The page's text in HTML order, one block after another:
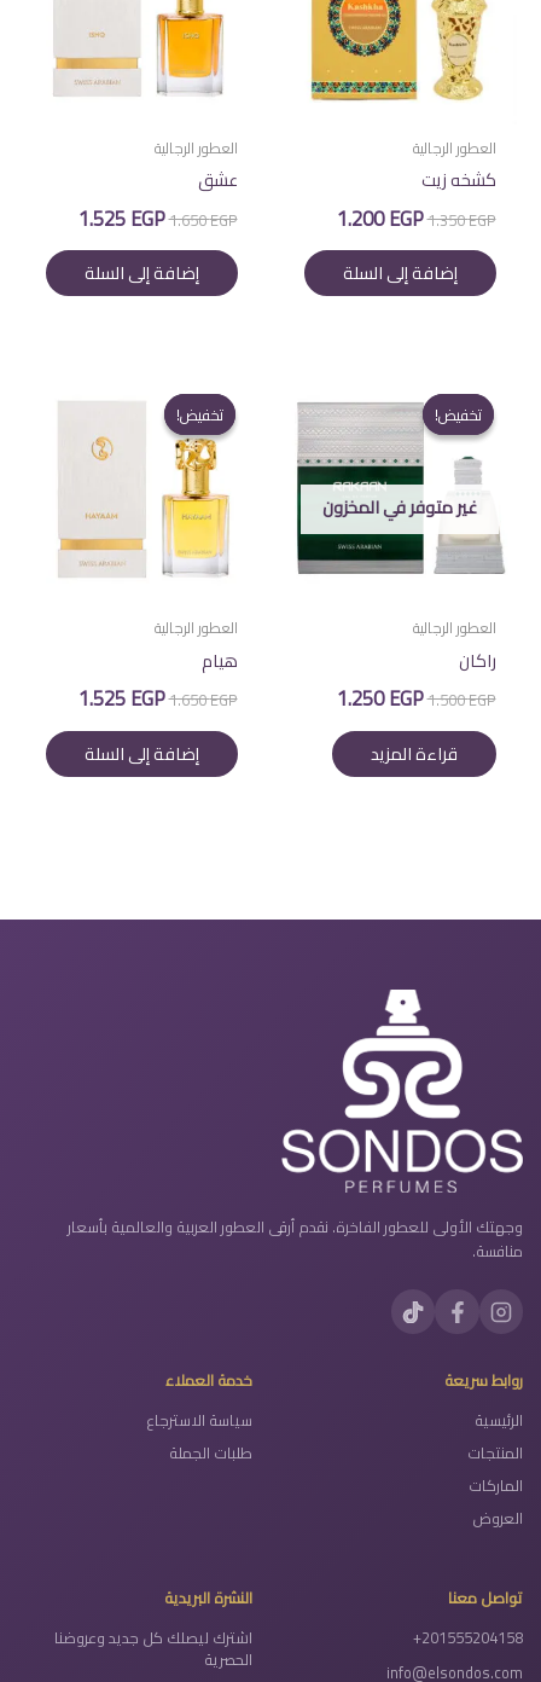
العطور الرجالية
كشخه زيت
1.350EGP السعر
الأصلي
هو:
1.350 EGP.
1.200EGP
هو:
1.200 EGP. إضافة إلى السلة
العطور الرجالية
عشق
1.650EGP السعر
الأصلي
هو:
1.650 EGP.
1.525EGP
هو:
1.525 EGP. إضافة إلى السلة
تخفيض!
غير متوفر في المخزون
تخفيض!
العطور الرجالية
راكان
1.500EGP السعر
الأصلي
هو:
1.500 EGP.
1.250EGP
هو:
1.250 EGP. قراءة المزيد
تخفيض!
تخفيض!
العطور الرجالية
هيام
1.650EGP السعر
الأصلي
هو:
1.650 EGP.
1.525EGP
هو:
1.525 EGP. إضافة إلى السلة
وجهتك الأولى للعطور الفاخرة. نقدم أرقى العطور العربية والعالمية بأسعار
منافسة.
روابط سريعة
الرئيسية
المنتجات
الماركات
العروض
خدمة العملاء
سياسة الاسترجاع
طلبات الجملة
تواصل معنا
+201555204158
info@elsondos.com
النشرة البريدية
اشترك ليصلك كل جديد وعروضنا
الحصرية